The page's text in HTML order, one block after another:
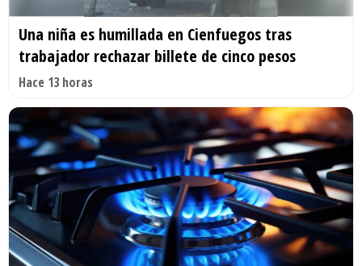
Una niña es humillada en Cienfuegos tras
trabajador rechazar billete de cinco pesos
Hace 13 horas